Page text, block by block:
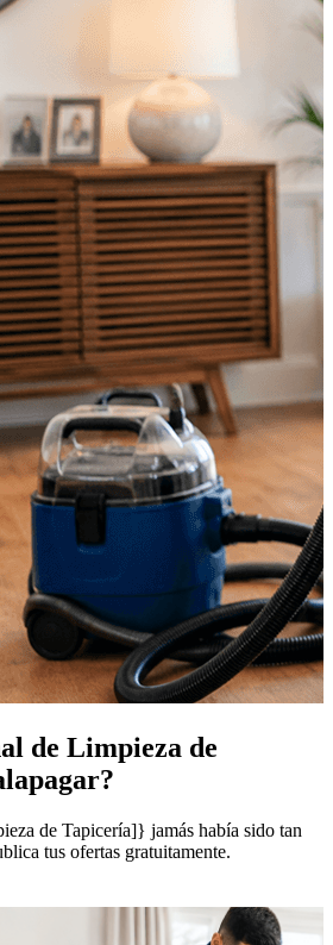
de Limpieza de
de Tapicería]} jamás había sido tan
tus ofertas gratuitamente.